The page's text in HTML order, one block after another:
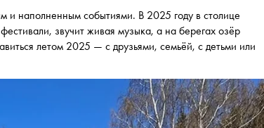
и наполненным событиями. В 2025 году в столице
звучит живая музыка, а на берегах озёр
летом 2025 — с друзьями, семьёй, с детьми или